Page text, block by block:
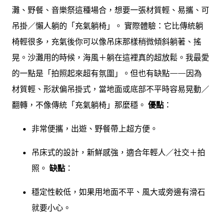
灘、野餐、音樂祭這種場合，想要一張材質輕、易攜、可
吊掛／懶人躺的「充氣躺椅」。 實際體驗：它比傳統躺
椅輕很多，充氣後你可以像吊床那樣稍微傾斜躺著、搖
晃。沙灘用的時候，海風＋躺在這裡真的超放鬆。我最愛
的一點是「拍照起來超有氛圍」。但也有缺點——因為
材質輕、形狀偏吊掛式，當地面或底部不平時容易晃動／
翻轉，不像傳統「充氣躺椅」那麼穩。 優點 ：
非常便攜，出遊、野餐帶上超方便。
吊床式的設計，新鮮感強，適合年輕人／社交＋拍
照。 缺點 ：
穩定性較低，如果用地面不平、風大或旁邊有滑石
就要小心。